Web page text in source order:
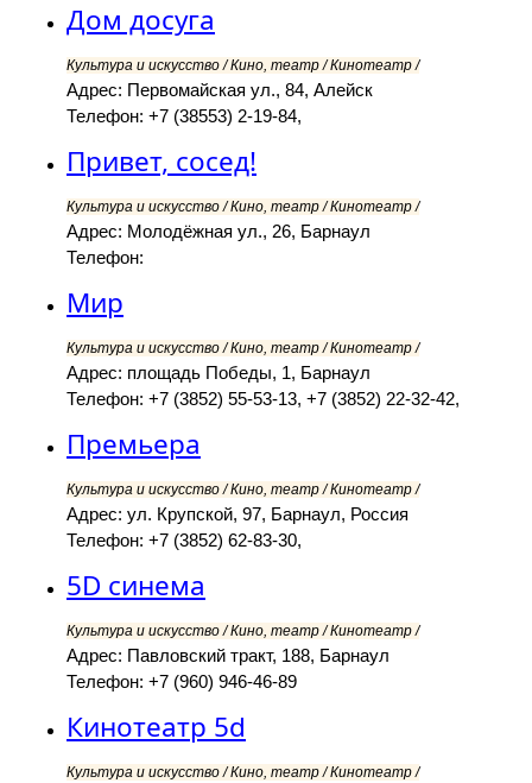
Дом досуга
Культура и искусство / Кино, театр / Кинотеатр /
Адрес: Первомайская ул., 84, Алейск
Телефон: +7 (38553) 2-19-84,
Привет, сосед!
Культура и искусство / Кино, театр / Кинотеатр /
Адрес: Молодёжная ул., 26, Барнаул
Телефон:
Мир
Культура и искусство / Кино, театр / Кинотеатр /
Адрес: площадь Победы, 1, Барнаул
Телефон: +7 (3852) 55-53-13, +7 (3852) 22-32-42,
Премьера
Культура и искусство / Кино, театр / Кинотеатр /
Адрес: ул. Крупской, 97, Барнаул, Россия
Телефон: +7 (3852) 62-83-30,
5D синема
Культура и искусство / Кино, театр / Кинотеатр /
Адрес: Павловский тракт, 188, Барнаул
Телефон: +7 (960) 946-46-89
Кинотеатр 5d
Культура и искусство / Кино, театр / Кинотеатр /